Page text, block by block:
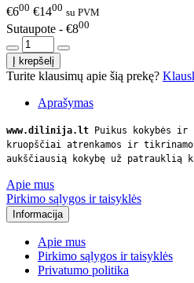
€600 €1400 su PVM
Sutaupote - €800
Turite klausimų apie šią prekę?
Aprašymas
www.dilinija.lt Puikus kokybės ir
kruopščiai atrenkamos ir
aukščiausią kokybę už patrauklią
Apie mus
Pirkimo sąlygos ir taisyklės
Informacija
Apie mus
Pirkimo sąlygos ir taisyklės
Privatumo politika